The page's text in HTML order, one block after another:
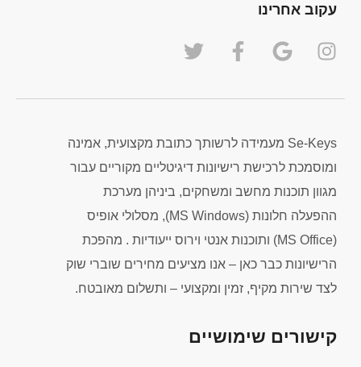
עקוב אחרינו
Se-Keys מעמידה לרשותך כתובת מקצועית, אמינה
ומוסמכת לרכישת רישיונות דיגיטליים מקוריים עבור
מגוון תוכנות מחשב ומשחקים, ביניהן מערכת
ההפעלה חלונות (MS Windows), מסלולי אופיס
(MS Office) ותוכנות אנטי וירוס ייעודיות . מהפכת
הרישיונות כבר כאן – אנו מציעים מחירים שוברי שוק
לצד שירות מקיף, זמין ומקצועי – ותשלום מאובטח.
קישורים שימושיים